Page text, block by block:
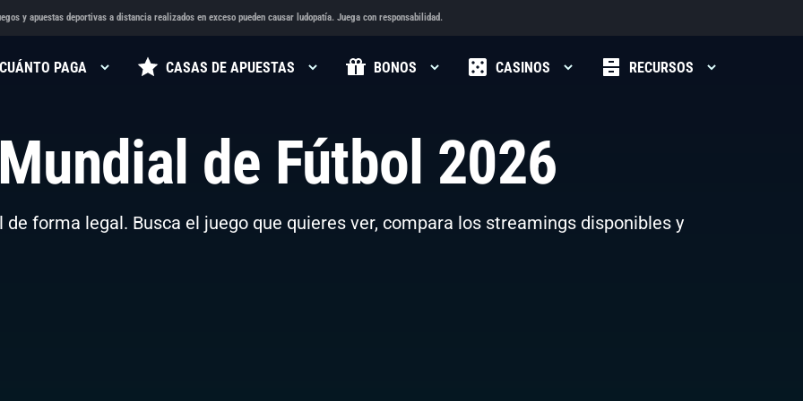
y apuestas deportivas a distancia realizados en exceso pueden causar ludopatía. Juega con responsabilidad.
CUÁNTO PAGA CASAS DE APUESTAS BONOS CASINOS RECURSOS
de Fútbol 2026
forma legal. Busca el juego que quieres ver, compara los streamings disponibles y